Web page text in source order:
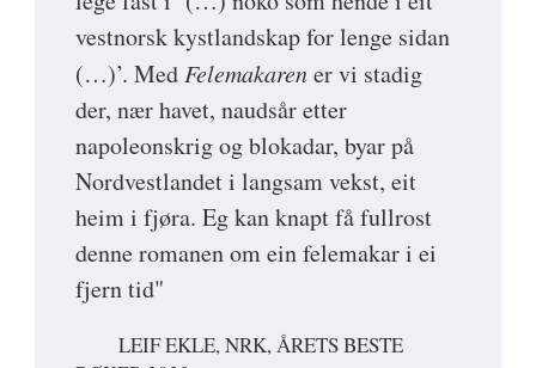
vestnorsk kystlandskap for lenge sidan
(…)’. Med Felemakarener vi stadig
der, nær havet, naudsår etter
napoleonskrig og blokadar, byar på
Nordvestlandet i langsam vekst, eit
heim i fjøra. Eg kan knapt få fullrost
denne romanen om ein felemakar i ei
fjern tid"
LEIF EKLE, NRK, ÅRETS BESTE